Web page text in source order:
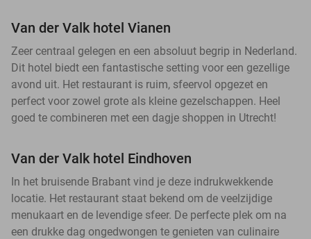
Van der Valk hotel Vianen
Zeer centraal gelegen en een absoluut begrip in Nederland.
Dit hotel biedt een fantastische setting voor een gezellige
avond uit. Het restaurant is ruim, sfeervol opgezet en
perfect voor zowel grote als kleine gezelschappen. Heel
goed te combineren met een dagje shoppen in Utrecht!
Van der Valk hotel Eindhoven
In het bruisende Brabant vind je deze indrukwekkende
locatie. Het restaurant staat bekend om de veelzijdige
menukaart en de levendige sfeer. De perfecte plek om na
een drukke dag ongedwongen te genieten van culinaire